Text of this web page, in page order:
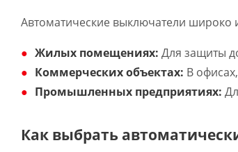
Автоматические выключатели широко
Жилых помещениях: Для защиты
Коммерческих объектах: В
Промышленных предприятиях:
Как выбрать